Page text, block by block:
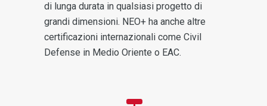
di lunga durata in qualsiasi progetto di
grandi dimensioni. NEO+ ha anche altre
certificazioni internazionali come Civil
Defense in Medio Oriente o EAC.